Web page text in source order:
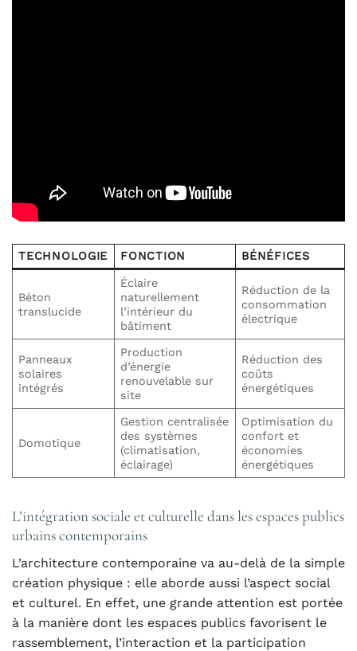
TECHNOLOGIE FONCTION BÉNÉFICES
Béton
translucide
Éclaire
naturellement
l’intérieur du
bâtiment
Réduction de la
consommation
électrique
Panneaux
solaires
intégrés
Production
d’énergie
renouvelable sur
site
Réduction des
coûts
énergétiques
Domotique
Gestion centralisée
des systèmes
(climatisation,
éclairage)
Optimisation du
confort et
économies
énergétiques
L’intégration sociale et culturelle dans les espaces publics
urbains contemporains
L’architecture contemporaine va au-delà de la simple
création physique : elle aborde aussi l’aspect social
et culturel. En effet, une grande attention est portée
à la manière dont les espaces publics favorisent le
rassemblement, l’interaction et la participation